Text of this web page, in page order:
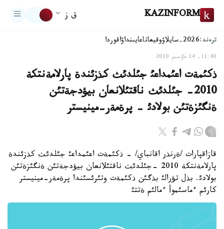
KAZINFORM ق ز
ترەند:2026-سايلاۋ وقيعاتاعايىنداۋاقوردا
11:40, 14 ماۋسىم 2010
ذكئمةت اعئمداعئ جئلدئث كذزئندة پارلامةنتكة
2010- جئلدئث ناقتئلانعان بيؤدجةتئن
ةنگئزةتئن بولادئ - پرةمةر-مينيستر
قازاقپارات /ةرنذر اقانباي/ - ذكئمةت اعئمداعئ جئلدئث كذزئندة
پارلامةنتكة 2010 -جئلدئث ناقتئلانعان بيؤدجةتئن ةنگئزةتئن
بولادئ. بذل تؤرالئ بذگئن ذكئمةت وتئرئسئندا پرةمةر-مينيستر
كارئم ءماسئموأ ءمالئم ةتتئ